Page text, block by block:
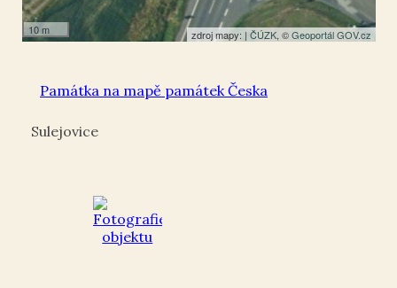
10 m zdroj mapy: | ČÚZK, ©Geoportál GOV.cz
Památka na mapě památek Česka
Sulejovice